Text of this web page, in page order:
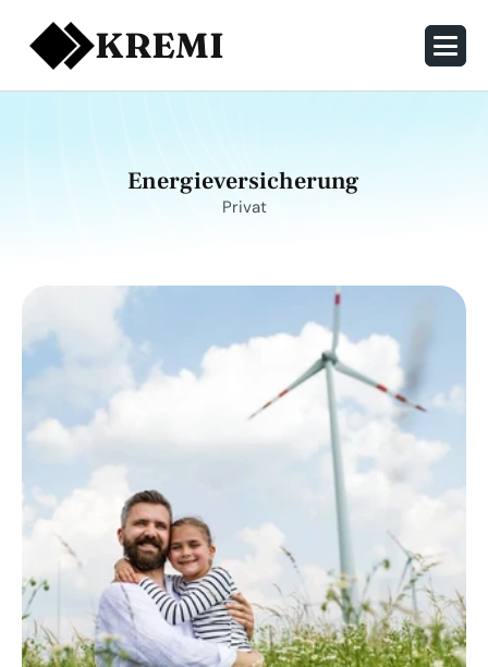
KREMI
Energieversicherung
Privat